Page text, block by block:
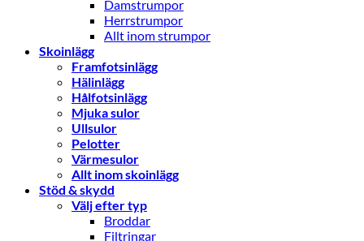
Damstrumpor
Herrstrumpor
Allt inom strumpor
Skoinlägg
Framfotsinlägg
Hälinlägg
Hålfotsinlägg
Mjuka sulor
Ullsulor
Pelotter
Värmesulor
Allt inom skoinlägg
Stöd & skydd
Välj efter typ
Broddar
Filtringar